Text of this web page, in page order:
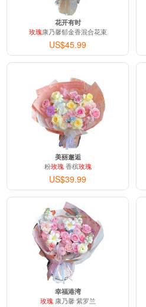
花开有时
玫瑰康乃馨郁金香混合花束
US$45.99
美丽邂逅
粉玫瑰 香槟玫瑰
US$39.99
幸福港湾
玫瑰 康乃馨 紫罗兰